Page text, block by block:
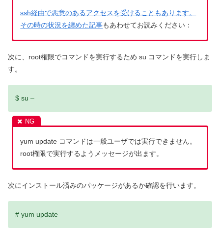
ssh経由で悪意のあるアクセスを受けることもあります。
その時の状況を纏めた記事もあわせてお読みください：
次に、root権限でコマンドを実行するため su コマンドを実行しま
す。
$ su –
yum update コマンドは一般ユーザでは実行できません。
root権限で実行するようメッセージが出ます。
次にインストール済みのパッケージがあるか確認を行います。
# yum update